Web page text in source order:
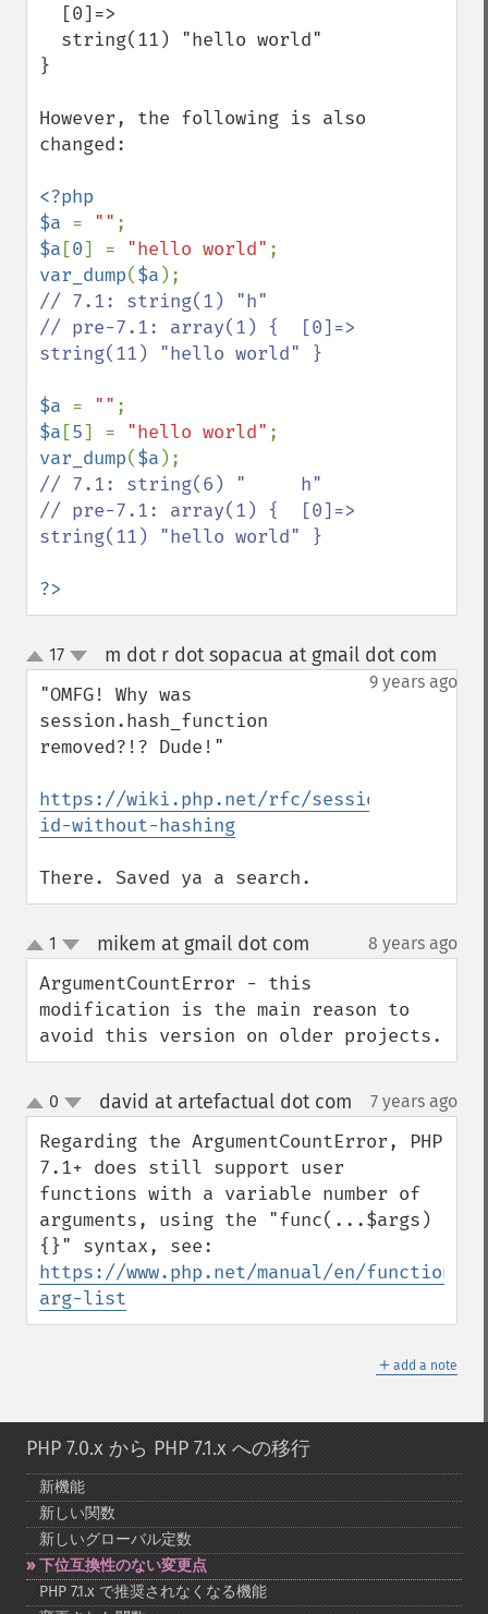
}
However, the following is also
changed:
<?php
$a = ""
$a [0] = "hello world"
var_dump($a
// 7.1: string(1) "h"
// pre-7.1: array(1) {  [0]=>
string(11) "hello world" }
$a = ""
$a [5] = "hello world"
var_dump($a
// 7.1: string(6) "     h"
// pre-7.1: array(1) {  [0]=>
string(11) "hello world" }
?>
up
down
17 m dot r dot sopacua at gmail dot com
9 years ago
"OMFG! Why was
session.hash_function
removed?!? Dude!"
https://wiki.php.net/rfc/session-
id-without-hashing
There. Saved ya a search.
up
down
1 mikem at gmail dot com 8 years ago
ArgumentCountError - this
modification is the main reason to
avoid this version on older projects.
up
down
0 david at artefactual dot com 7 years ago
Regarding the ArgumentCountError, PHP
7.1+ does still support user
functions with a variable number of
arguments, using the "func(...$args)
https://www.php.net/manual/en/
arg-list
＋ add a note
PHP 7.0.x から PHP 7.1.x への移行
新機能
新しい関数
新しいグローバル定数
下位互換性のない変更点
PHP 7.1.x で推奨されなくなる機能